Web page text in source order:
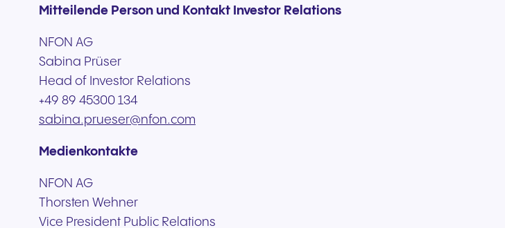
Mitteilende Person und Kontakt Investor Relations
NFON AG
Sabina Prüser
Head of Investor Relations
+49 89 45300 134
sabina.prueser@nfon.com
Medienkontakte
NFON AG
Thorsten Wehner
Vice President Public Relations